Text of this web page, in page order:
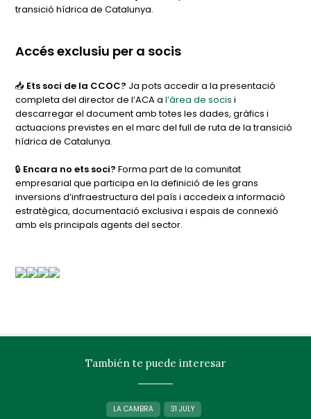
transició hídrica de Catalunya.
Accés exclusiu per a socis
📥 Ets soci de la CCOC? Ja pots accedir a la presentació
completa del director de l’ACA al’àrea de socis i
descarregar el document amb totes les dades, gràfics i
actuacions previstes en el marc del full de ruta de la transició
hídrica de Catalunya.
🔒 Encara no ets soci? Forma part de la comunitat
empresarial que participa en la definició de les grans
inversions d’infraestructura del país i accedeix a informació
estratègica, documentació exclusiva i espais de connexió
amb els principals agents del sector.
También te puede interesar
LA CAMBRA 31 JULY